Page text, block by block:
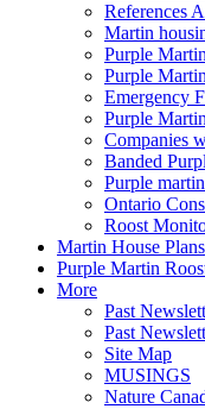
References
Martin
Purple
Purple
Emergency
Purple
Companies
Banded
Purple
Ontario
Roost
Martin House Plans
Purple Martin
More
Past
Past
Site Map
MUSINGS
Nature